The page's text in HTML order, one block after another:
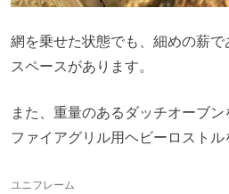
網を乗せた状態でも、細めの薪
スペースがあります。
また、重量のあるダッチオーブ
ファイアグリル用ヘビーロストル
ユニフレーム